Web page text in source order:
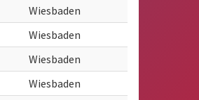
Wiesbaden
Wiesbaden
Wiesbaden
Wiesbaden